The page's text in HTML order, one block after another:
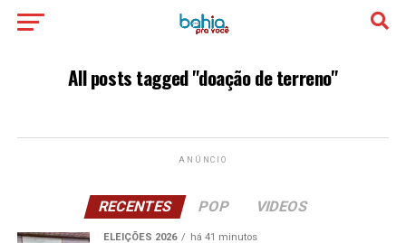
All posts tagged "doação de terreno"
ANÚNCIO
RECENTES POP VIDEOS
ELEIÇÕES 2026 há 41 minutos